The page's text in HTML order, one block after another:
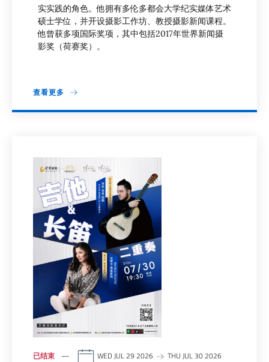
实实践的角色。他拥有多伦多都会大学纪实媒体艺术
硕士学位，并开设摄影工作坊、教授摄影新闻课程。
他曾获多项国际奖项，其中包括2017年世界新闻摄
影奖（荷赛奖）。
查看更多
已结束 WED JUL 29 2026 THU JUL 30 2026